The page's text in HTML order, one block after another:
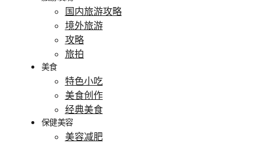
国内旅游攻略
境外旅游
攻略
旅拍
美食
特色小吃
美食创作
经典美食
保健美容
美容减肥